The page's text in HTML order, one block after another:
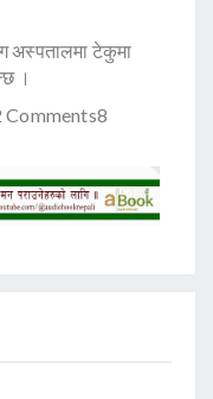
अस्पतालमा टेकुमा
।
Comments8